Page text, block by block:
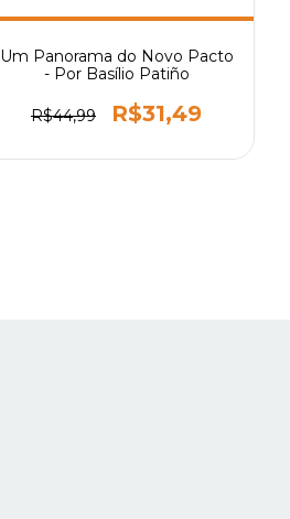
Um Panorama do Novo Pacto
- Por Basílio Patiño
R$44,99 R$31,49